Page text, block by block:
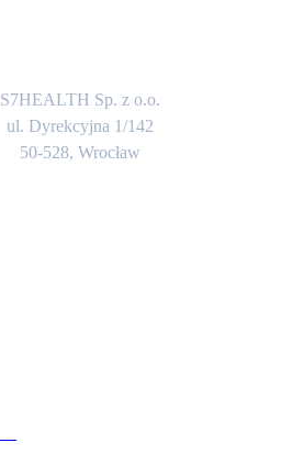
S7HEALTH Sp. z o.o.
ul. Dyrekcyjna 1/142
50-528, Wrocław